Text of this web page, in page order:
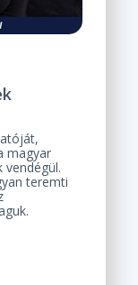
magyar
teremti